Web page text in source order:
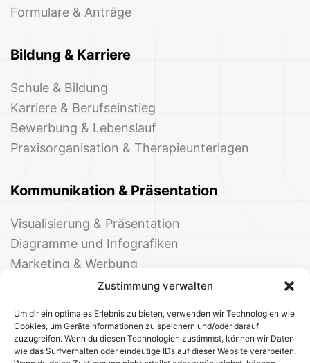
Zustimmung verwalten
Um dir ein optimales Erlebnis zu bieten, verwenden wir Technologien wie
Cookies, um Geräteinformationen zu speichern und/oder darauf
zuzugreifen. Wenn du diesen Technologien zustimmst, können wir Daten
wie das Surfverhalten oder eindeutige IDs auf dieser Website verarbeiten.
Formulare & Anträge
Bildung & Karriere
Schule & Bildung
Karriere & Berufseinstieg
Bewerbung & Lebenslauf
Praxisorganisation & Therapieunterlagen
Kommunikation & Präsentation
Visualisierung & Präsentation
Diagramme und Infografiken
Marketing & Werbung
Events & Einladungen